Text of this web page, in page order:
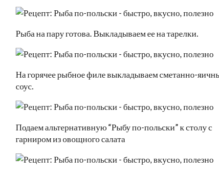
Рыба на пару готова. Выкладываем ее на тарелки.
На горячее рыбное филе выкладываем сметанно-
соус.
Подаем альтернативную “Рыбу по-польски” к столу с
гарниром из овощного салата